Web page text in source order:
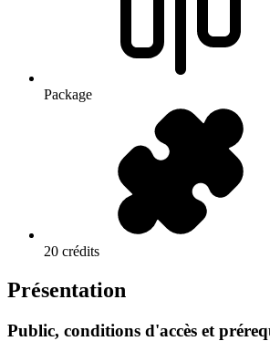
Package
20 crédits
Présentation
Public, conditions d'accès et